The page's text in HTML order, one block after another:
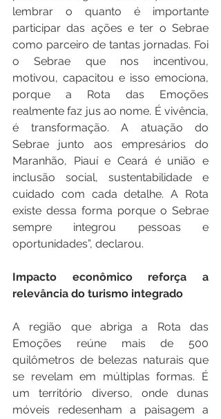
lembrar o quanto é importante
participar das ações e ter o Sebrae
como parceiro de tantas jornadas. Foi
o Sebrae que nos incentivou,
motivou, capacitou e isso emociona,
porque a Rota das Emoções
realmente faz jus ao nome. É vivência,
é transformação. A atuação do
Sebrae junto aos empresários do
Maranhão, Piauí e Ceará é união e
inclusão social, sustentabilidade e
cuidado com cada detalhe. A Rota
existe dessa forma porque o Sebrae
sempre integrou pessoas e
oportunidades”, declarou.
Impacto econômico reforça a
relevância do turismo integrado
A região que abriga a Rota das
Emoções reúne mais de 500
quilômetros de belezas naturais que
se revelam em múltiplas formas. É
um território diverso, onde dunas
móveis redesenham a paisagem a